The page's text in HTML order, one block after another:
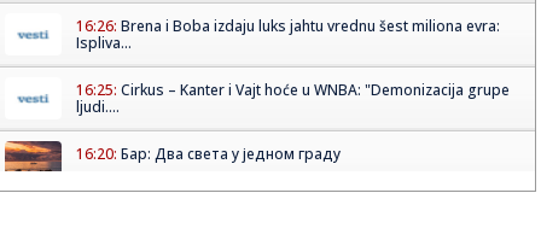
16:26: Brena i Boba izdaju luks jahtu vrednu šest miliona evra:
Ispliva...
16:25: Cirkus – Kanter i Vajt hoće u WNBA: "Demonizacija grupe
ljudi....
16:20: Бар: Два света у једном граду